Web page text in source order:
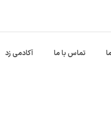
تماس با ما آکادمی زد